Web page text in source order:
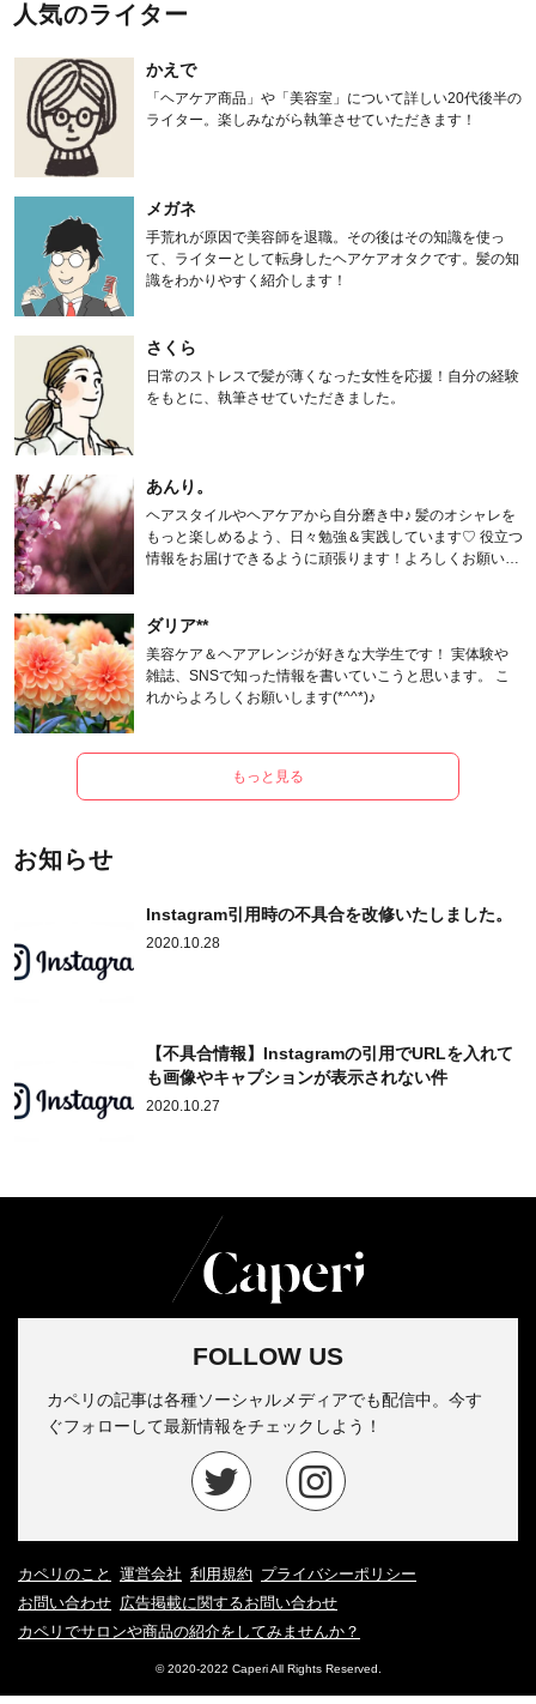
人気のライター
かえで
「ヘアケア商品」や「美容室」について詳しい20代後半の
ライター。楽しみながら執筆させていただきます！
メガネ
手荒れが原因で美容師を退職。その後はその知識を使っ
て、ライターとして転身したヘアケアオタクです。髪の知
識をわかりやすく紹介します！
さくら
日常のストレスで髪が薄くなった女性を応援！自分の経験
をもとに、執筆させていただきました。
あんり。
ヘアスタイルやヘアケアから自分磨き中♪ 髪のオシャレを
もっと楽しめるよう、日々勉強＆実践しています♡ 役立つ
情報をお届けできるように頑張ります！よろしくお願いし
ダリア**
美容ケア＆ヘアアレンジが好きな大学生です！ 実体験や
雑誌、SNSで知った情報を書いていこうと思います。 こ
れからよろしくお願いします(*^^*)♪
もっと見る
お知らせ
Instagram引用時の不具合を改修いたしました。
2020.10.28
【不具合情報】Instagramの引用でURLを入れて
も画像やキャプションが表示されない件
2020.10.27
FOLLOW US
カペリの記事は各種ソーシャルメディアでも配信中。今す
ぐフォローして最新情報をチェックしよう！
カペリのこと 運営会社 利用規約 プライバシーポリシー
お問い合わせ 広告掲載に関するお問い合わせ
カペリでサロンや商品の紹介をしてみませんか？
© 2020-2022 Caperi All Rights Reserved.